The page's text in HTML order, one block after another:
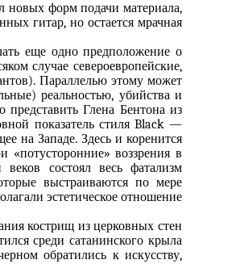
новых форм подачи материала,
гитар, но остается мрачная
еще одно предположение о
случае североевропейские,
Параллелью этому может
реальностью, убийства и
Глена Бентона из
показатель стиля Black —
на Западе. Здесь и коренится
воззрения в
состоял весь фатализм
выстраиваются по мере
эстетическое отношение
кострищ из церковных стен
среди сатанинского крыла
обратились к искусству,